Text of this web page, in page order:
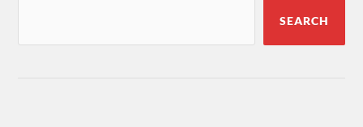
SEARCH